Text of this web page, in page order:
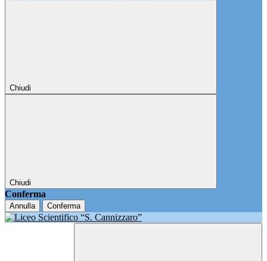
Chiudi
Chiudi
Conferma
Annulla Conferma